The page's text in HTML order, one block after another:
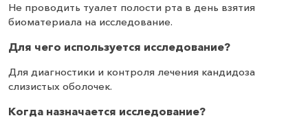
Не проводить туалет полости рта в день взятия
биоматериала на исследование.
Для чего используется исследование?
Для диагностики и контроля лечения кандидоза
слизистых оболочек.
Когда назначается исследование?